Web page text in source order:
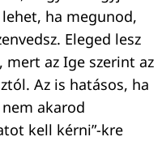
ha megunod,
Eleged lesz
mert az Ige szerint az
Az is hatásos, ha
akarod
kell kérni”-kre